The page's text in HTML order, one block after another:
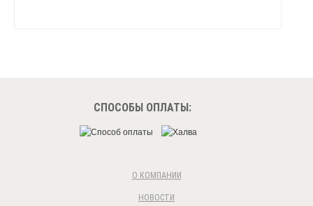
СПОСОБЫ ОПЛАТЫ:
О КОМПАНИИ
НОВОСТИ